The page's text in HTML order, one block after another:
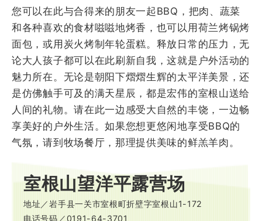
您可以在此与合得来的朋友一起BBQ，把肉、蔬菜
和各种喜欢的食材嗞嗞地烤香，也可以用荷兰烤锅烤
面包，或用炭火烤制年轮蛋糕。释放日常的压力，无
论大人孩子都可以在此刷新自我，这就是户外活动的
魅力所在。无论是朝阳下熠熠生辉的太平洋美景，还
是仿佛触手可及的满天星辰，都是宏伟的室根山送给
人间的礼物。请在此一边感受大自然的丰饶，一边畅
享美好的户外生活。如果您想更悠闲地享受BBQ的
气氛，请到牧场餐厅，那理提供美味的鲜羔羊肉。
室根山望洋平露营场
地址／岩手县一关市室根町折壁字室根山1-172
电话号码／0191-64-3701